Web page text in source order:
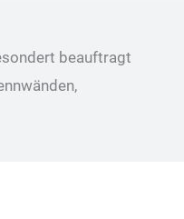
beauftragt